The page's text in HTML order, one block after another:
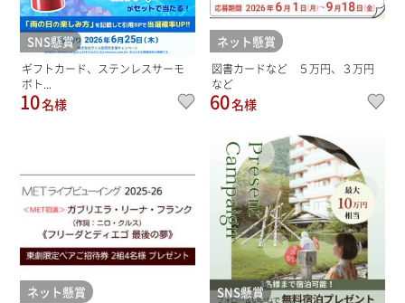
SNS懸賞
ギフトカード、ステンレスサーモ
ボト...
10名様
ネット懸賞
図書カードなど ５万円、３万円
など
60名様
ネット懸賞 SNS懸賞